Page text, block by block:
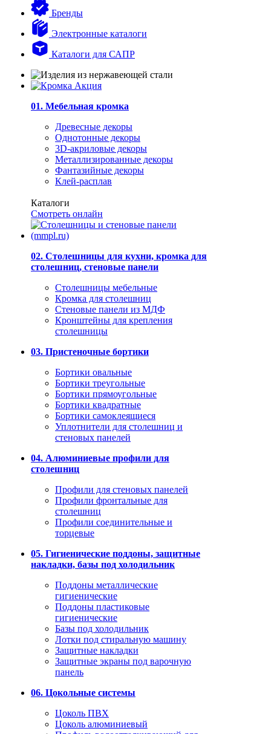
Бренды
Электронные каталоги
Каталоги для САПР
01. Мебельная кромка
Древесные декоры
Однотонные декоры
3D-акриловые декоры
Металлизированные декоры
Фантазийные декоры
Клей-расплав
Каталоги
Смотреть онлайн
02. Столешницы для кухни, кромка для
столешниц, стеновые панели
Столешницы мебельные
Кромка для столешниц
Стеновые панели из МДФ
Кронштейны для крепления
столешницы
03. Пристеночные бортики
Бортики овальные
Бортики треугольные
Бортики прямоугольные
Бортики квадратные
Бортики самоклеящиеся
Уплотнители для столешниц и
стеновых панелей
04. Алюминиевые профили для
столешниц
Профили для стеновых панелей
Профили фронтальные для
столешниц
Профили соединительные и
торцевые
05. Гигиенические поддоны, защитные
накладки, базы под холодильник
Поддоны металлические
гигиенические
Поддоны пластиковые
гигиенические
Базы под холодильник
Лотки под стиральную машину
Защитные накладки
Защитные экраны под варочную
панель
06. Цокольные системы
Цоколь ПВХ
Цоколь алюминиевый